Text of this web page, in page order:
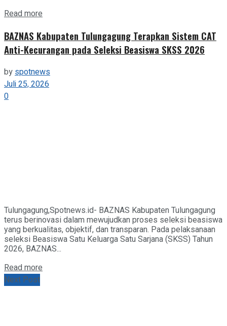
Read more
BAZNAS Kabupaten Tulungagung Terapkan Sistem CAT
Anti-Kecurangan pada Seleksi Beasiswa SKSS 2026
byspotnews
Juli 25, 2026
0
Tulungagung,Spotnews.id- BAZNAS Kabupaten Tulungagung
terus berinovasi dalam mewujudkan proses seleksi beasiswa
yang berkualitas, objektif, dan transparan. Pada pelaksanaan
seleksi Beasiswa Satu Keluarga Satu Sarjana (SKSS) Tahun
2026, BAZNAS...
Read more
Next Post